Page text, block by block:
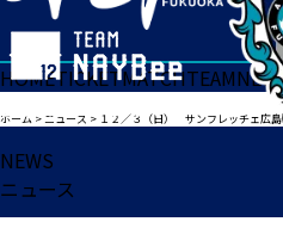
HOMETICKETMATCHTEAM
ホーム >ニュース > １２／３（日） サンフレッチェ広島
NEWS
ニュース